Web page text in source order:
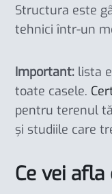
Structura este
tehnici într-un
Important: lista
toate casele.
pentru terenul
și studiile care
Ce vei